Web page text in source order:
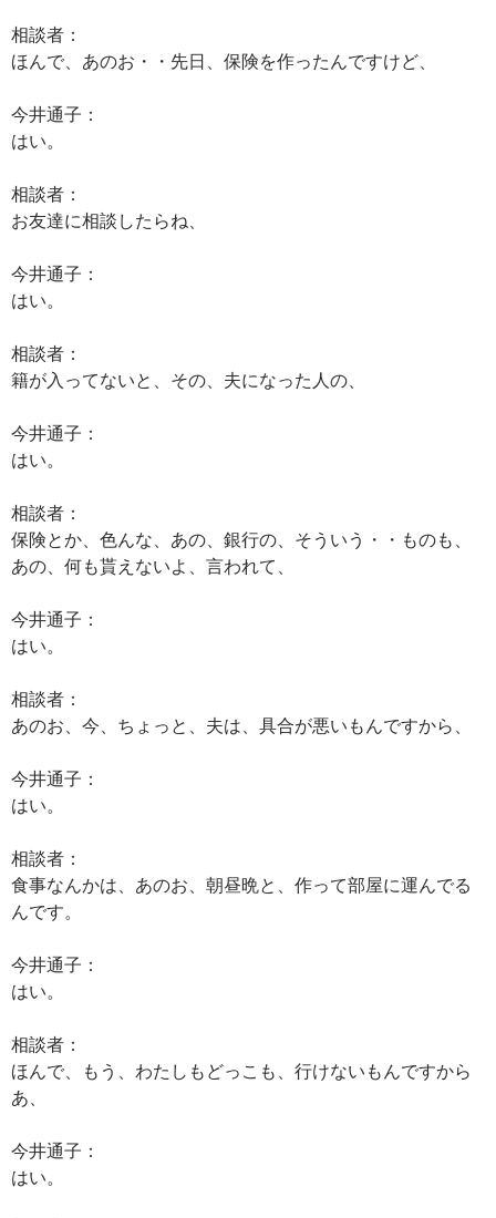
相談者：
ほんで、あのお・・先日、保険を作ったんですけど、
今井通子：
はい。
相談者：
お友達に相談したらね、
今井通子：
はい。
相談者：
籍が入ってないと、その、夫になった人の、
今井通子：
はい。
相談者：
保険とか、色んな、あの、銀行の、そういう・・ものも、
あの、何も貰えないよ、言われて、
今井通子：
はい。
相談者：
あのお、今、ちょっと、夫は、具合が悪いもんですから、
今井通子：
はい。
相談者：
食事なんかは、あのお、朝昼晩と、作って部屋に運んでる
んです。
今井通子：
はい。
相談者：
ほんで、もう、わたしもどっこも、行けないもんですから
あ、
今井通子：
はい。